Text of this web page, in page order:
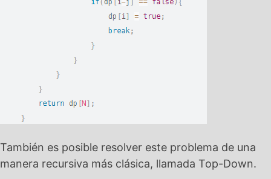
También es posible resolver este problema de una
manera recursiva más clásica, llamada Top-Down.